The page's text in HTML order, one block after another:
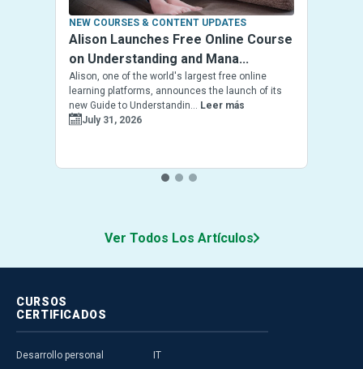
NEW COURSES & CONTENT UPDATES
Alison Launches Free Online Course
on Understanding and Mana...
Alison, one of the world's largest free online
learning platforms, announces the launch of its
new Guide to Understandin... Leer más
July 31, 2026
Ver Todos Los Artículos
CURSOS
CERTIFICADOS
Desarrollo personal IT